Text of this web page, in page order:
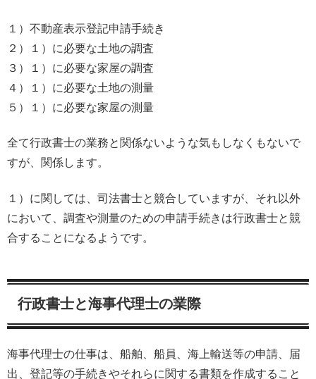
１）不動産表示登記申請手続き
２）１）に必要な土地の調査
３）１）に必要な家屋の調査
４）１）に必要な土地の測量
５）１）に必要な家屋の測量
全て行政書士の業務と関係ないような気もしなくもないで
すが、関係します。
１）に関しては、司法書士と競合していますが、それ以外
において、調査や測量のための申請手続きは行政書士と競
合することになるようです。
行政書士と海事代理士の業際
海事代理士の仕事は、船舶、船員、海上輸送等の申請、届
出、登記等の手続きやそれらに関する書類を作成すること